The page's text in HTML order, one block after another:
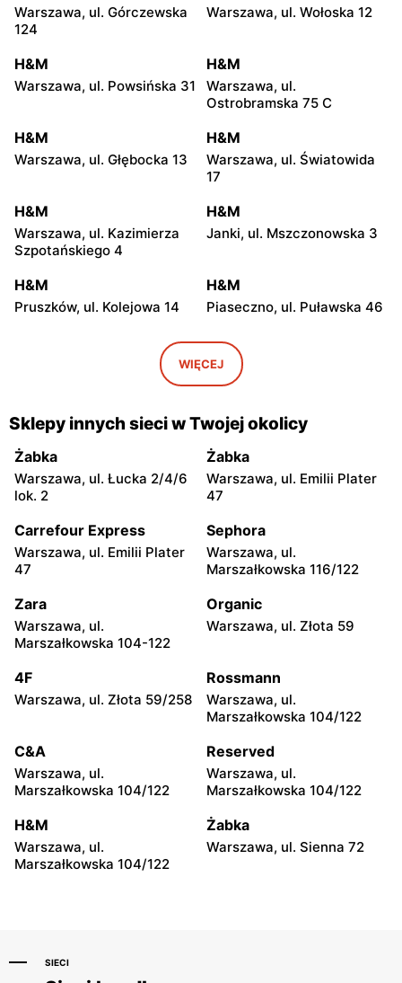
Warszawa, ul. Górczewska
124
Warszawa, ul. Wołoska 12
H&M
Warszawa, ul. Powsińska 31
H&M
Warszawa, ul.
Ostrobramska 75 C
H&M
Warszawa, ul. Głębocka 13
H&M
Warszawa, ul. Światowida
17
H&M
Warszawa, ul. Kazimierza
Szpotańskiego 4
H&M
Janki, ul. Mszczonowska 3
H&M
Pruszków, ul. Kolejowa 14
H&M
Piaseczno, ul. Puławska 46
Wołomin, ul. Geodetów 2
H&M
Otwock, ul. Kupiecka 2
Podkowa Leśna, ul. Gołębia
Nowy Dwór Mazowiecki, ul.
Warszawska 36
H&M
Żyrardów, ul. 1 Maja 40
H&M
Sochaczew, ul.
H&M
Ciechanów, ul.
H&M
Siedlce, ul. Józefa
H&M
Płock, ul. Wyszogrodzka
H&M
H&M H&M
Ostrołęka, ul. Gen. Augusta
H&M
Tomaszów Mazowiecki, ul.
H&M
Puławy, ul. Lubelska 2
H&M
Łódź, ul. Brzezińska 27/29
H&M
WIĘCEJ
Sklepy innych sieci w Twojej okolicy
Żabka
Warszawa, ul. Łucka 2/4/6
lok. 2
Żabka
Warszawa, ul. Emilii Plater
47
Carrefour Express
Warszawa, ul. Emilii Plater
47
Sephora
Warszawa, ul.
Marszałkowska 116/122
Zara
Warszawa, ul.
Marszałkowska 104-122
Organic
Warszawa, ul. Złota 59
4F
Warszawa, ul. Złota 59/258
Rossmann
Warszawa, ul.
Marszałkowska 104/122
C&A
Warszawa, ul.
Marszałkowska 104/122
Reserved
Warszawa, ul.
Marszałkowska 104/122
H&M
Warszawa, ul.
Marszałkowska 104/122
Żabka
Warszawa, ul. Sienna 72
SIECI